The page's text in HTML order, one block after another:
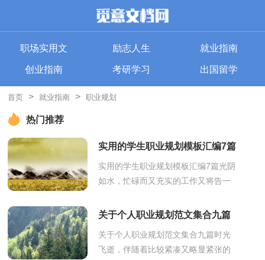
职场实用文 励志人生 就业指南
创业指南 考研学习 出国留学
首页 > 就业指南 > 职业规划
热门推荐
实用的学生职业规划模板汇编7篇
实用的学生职业规划模板汇编7篇光阴
如水，忙碌而又充实的工作又将告一
作，该为自己做一个职业规划了。相
关于个人职业规划范文集合九篇
关于个人职业规划范文集合九篇时光
飞逝，伴随着比较紧凑又略显紧张的